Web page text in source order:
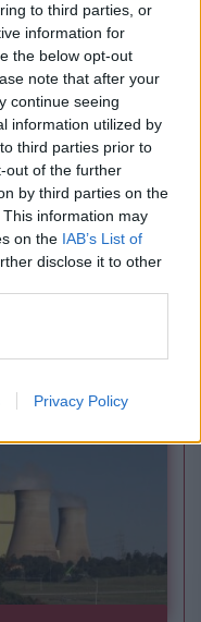
to third parties, or
information for
the below opt-out
note that after your
continue seeing
information utilized by
third parties prior to
out of the further
by third parties on the
This information may
on the IAB’s List of
disclose it to other
Privacy Policy
De ce tot
sistemul